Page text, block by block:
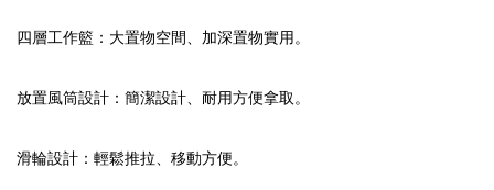
四層工作籃：大置物空間、加深置物實用。
放置風筒設計：簡潔設計、耐用方便拿取。
滑輪設計：輕鬆推拉、移動方便。